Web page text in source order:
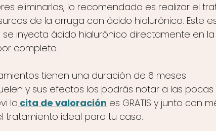
eliminarlas, lo recomendado es realizar el
de la arruga con ácido hialurónico. Este
inyecta ácido hialurónico directamente en
completo.
tienen una duración de 6 meses
y sus efectos los podrás notar a las
la cita de valoración es GRATIS y junto con
tratamiento ideal para tu caso.